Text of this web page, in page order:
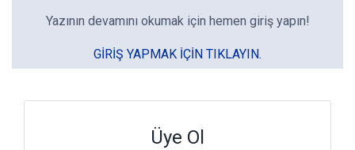
Yazının devamını okumak için hemen giriş yapın!
GIRIŞ YAPMAK IÇIN TIKLAYIN.
Üye Ol